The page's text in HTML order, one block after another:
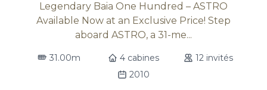
Legendary Baia One Hundred – ASTRO
Available Now at an Exclusive Price! Step
aboard ASTRO, a 31-me...
31.00m 4 cabines
12 invités
2010